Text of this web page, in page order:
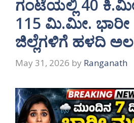
ಗಂಟೆಯಲ್ಲಿ 40
115 ಮಿ.ಮೀ.
ಜಿಲ್ಲೆಗಳಿಗೆ ಹಳದಿ
May 31, 2026 by Ranganath